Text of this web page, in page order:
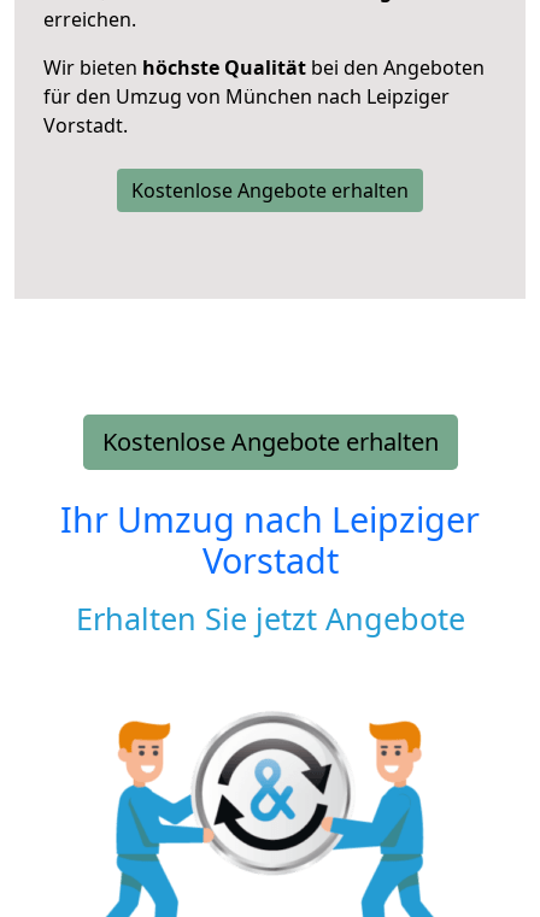
erreichen.
Wir bieten höchste Qualität bei den Angeboten
für den Umzug von München nach Leipziger
Vorstadt.
Kostenlose Angebote erhalten
Kostenlose Angebote erhalten
Ihr Umzug nach Leipziger
Vorstadt
Erhalten Sie jetzt Angebote